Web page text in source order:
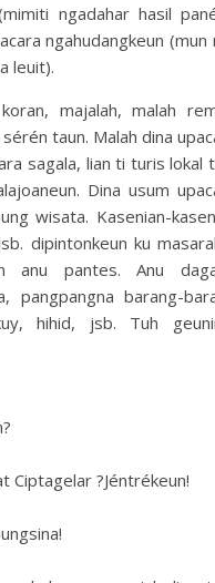
ngadahar hasil
ngahudangkeun (mun
leuit).
majalah, malah
taun. Malah dina
sagala, lian ti turis lokal
Dina usum
wisata. Kasenian-
dipintonkeun ku
anu pantes. Anu
pangpangna barang-
hihid, jsb. Tuh
Ciptagelar ?Jéntrékeun!